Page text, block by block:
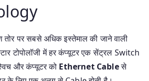
तोर पर सबसे अधिक इस्तेमाल की जाने वाली
टोपोलॉजी में हर कंप्यूटर एक सेंट्रल Switch
और कंप्यूटर को Ethernet Cableसे